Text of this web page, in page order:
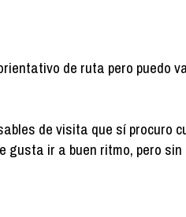
de ruta pero puedo
de visita que sí procuro
gusta ir a buen ritmo, pero